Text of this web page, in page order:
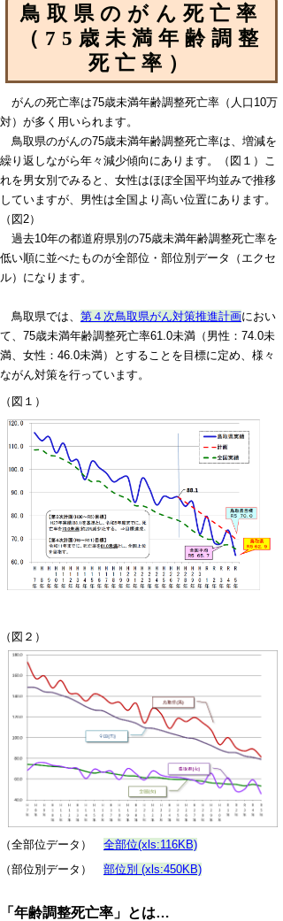
鳥取県のがん死亡率
（75歳未満年齢調整
死亡率）
がんの死亡率は75歳未満年齢調整死亡率（人口10万
対）が多く用いられます。
鳥取県のがんの75歳未満年齢調整死亡率は、増減を
繰り返しながら年々減少傾向にあります。（図１）こ
れを男女別でみると、女性はほぼ全国平均並みで推移
していますが、男性は全国より高い位置にあります。
（図2）
過去10年の都道府県別の75歳未満年齢調整死亡率を
低い順に並べたものが全部位・部位別データ（エクセ
ル）になります。
鳥取県では、 第４次鳥取県がん対策推進計画におい
て、75歳未満年齢調整死亡率61.0未満（男性：74.0未
満、女性：46.0未満）とすることを目標に定め、様々
ながん対策を行っています。
（図１）
（図２）
（全部位データ） 全部位(xls:116KB)
（部位別データ） 部位別 (xls:450KB)
「年齢調整死亡率」とは…